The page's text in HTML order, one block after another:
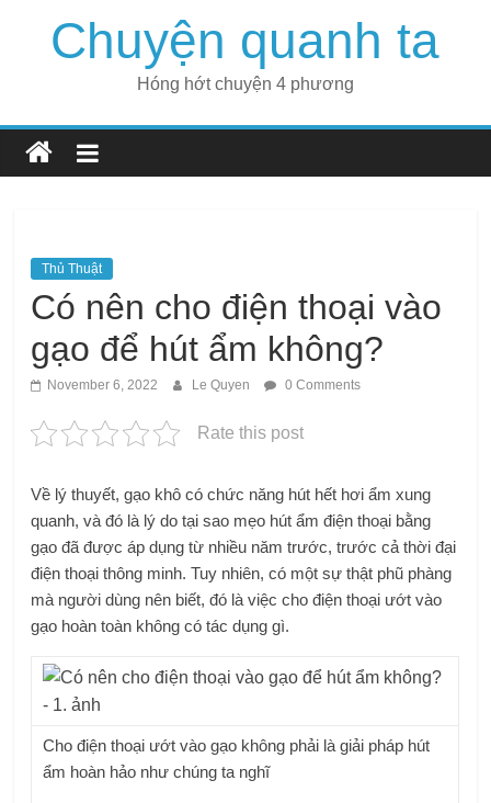
Chuyện quanh ta
Hóng hớt chuyện 4 phương
Thủ Thuật
Có nên cho điện thoại vào
gạo để hút ẩm không?
November 6, 2022 Le Quyen 0 Comments
Rate this post
Về lý thuyết, gạo khô có chức năng hút hết hơi ẩm xung
quanh, và đó là lý do tại sao mẹo hút ẩm điện thoại bằng
gạo đã được áp dụng từ nhiều năm trước, trước cả thời đại
điện thoại thông minh. Tuy nhiên, có một sự thật phũ phàng
mà người dùng nên biết, đó là việc cho điện thoại ướt vào
gạo hoàn toàn không có tác dụng gì.
Cho điện thoại ướt vào gạo không phải là giải pháp hút
ẩm hoàn hảo như chúng ta nghĩ